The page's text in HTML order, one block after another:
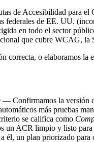
de Accesibilidad para el
federales de EE. UU.
en todo el sector
que cubre WCAG, la
correcta, o elaboramos
— Confirmamos la versión
más pruebas
se califica como
un ACR limpio y listo para
él, un plan priorizado para